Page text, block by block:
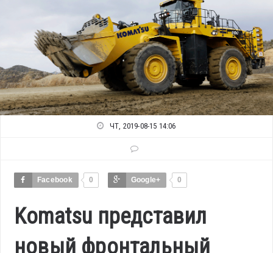
ЧТ, 2019-08-15 14:06
Facebook 0 Google+ 0
Komatsu представил
новый фронтальный